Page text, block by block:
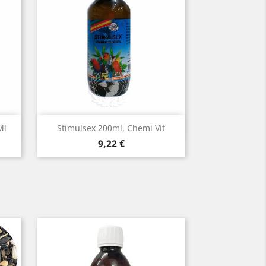
Stimulsex 200ml. Chemi Vit
Precio
9,22 €
Vista rápida